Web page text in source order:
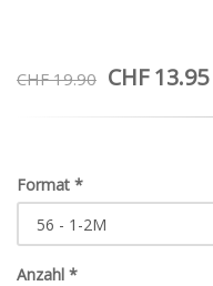
CHF 19.90 CHF 13.95
Format *
Anzahl *